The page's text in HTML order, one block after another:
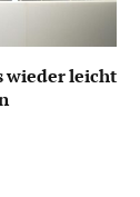
wieder leicht